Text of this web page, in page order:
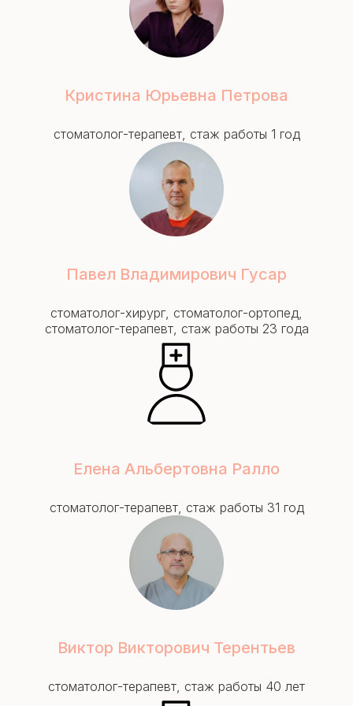
Кристина Юрьевна Петрова
стоматолог-терапевт, стаж работы 1 год
Павел Владимирович Гусар
стоматолог-хирург, стоматолог-ортопед,
стоматолог-терапевт, стаж работы 23 года
Елена Альбертовна Ралло
стоматолог-терапевт, стаж работы 31 год
Виктор Викторович Терентьев
стоматолог-терапевт, стаж работы 40 лет